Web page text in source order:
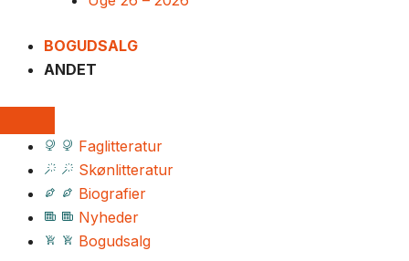
BOGUDSALG
ANDET
Faglitteratur
Skønlitteratur
Biografier
Nyheder
Bogudsalg